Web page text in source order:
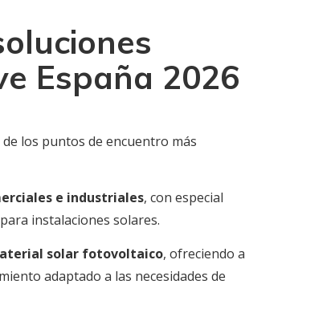
España 2026
de los puntos de encuentro más
e industriales, con especial
instalaciones solares.
solar fotovoltaico, ofreciendo a
adaptado a las necesidades de